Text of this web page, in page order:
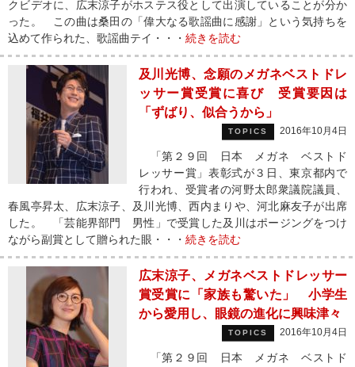
クビデオに、広末涼子がホステス役として出演していることが分か
った。 この曲は桑田の「偉大なる歌謡曲に感謝」という気持ちを
込めて作られた、歌謡曲テイ・・・ 続きを読む
及川光博、念願のメガネベストドレ
ッサー賞受賞に喜び 受賞要因は
「ずばり、似合うから」
TOPICS 2016年10月4日
「第２９回 日本 メガネ ベストド
レッサー賞」表彰式が３日、東京都内で
行われ、受賞者の河野太郎衆議院議員、
春風亭昇太、広末涼子、及川光博、西内まりや、河北麻友子が出席
した。 「芸能界部門 男性」で受賞した及川はポージングをつけ
ながら副賞として贈られた眼・・・ 続きを読む
広末涼子、メガネベストドレッサー
賞受賞に「家族も驚いた」 小学生
から愛用し、眼鏡の進化に興味津々
TOPICS 2016年10月4日
「第２９回 日本 メガネ ベストド